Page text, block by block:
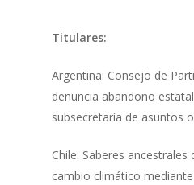
Titulares:
Argentina: Consejo de
denuncia abandono
subsecretaría de asuntos
Chile: Saberes ancestrales
cambio climático